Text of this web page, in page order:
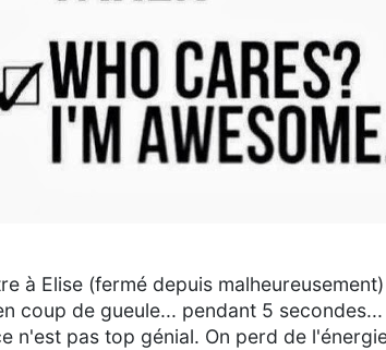
à Elise (fermé depuis
coup de gueule... pendant 5
n'est pas top génial. On perd de